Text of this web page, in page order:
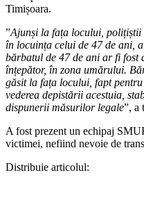
Timișoara.
”Ajunși la fața locului,
în locuința celui de 47 de ani,
bărbatul de 47 de ani ar fi fost
înțepător, în zona umărului.
găsit la fața locului, fapt
vederea depistării acestuia,
dispunerii măsurilor legale”, a
A fost prezent un echipaj
victimei, nefiind nevoie de
Distribuie articolul: